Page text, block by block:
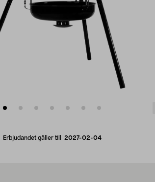
Erbjudandet gäller till 2027-02-04